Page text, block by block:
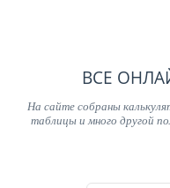
ВСЕ
На сайте собраны
таблицы и много другой